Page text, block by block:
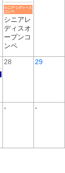
シニアレ
ディスオ
ープンコ
ンペ
28 29
- -